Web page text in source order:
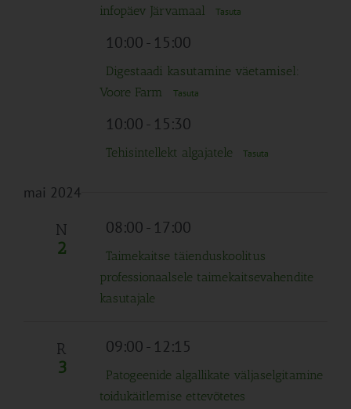
infopäev Järvamaal
Tasuta
10:00- 15:00
Digestaadi kasutamine väetamisel:
Voore Farm
Tasuta
10:00- 15:30
Tehisintellekt algajatele Tasuta
mai 2024
N
2
08:00- 17:00
Taimekaitse täienduskoolitus
professionaalsele taimekaitsevahendite
kasutajale
R
3
09:00- 12:15
Patogeenide algallikate välja­selgitamine
toidukäitlemise ettevõtetes